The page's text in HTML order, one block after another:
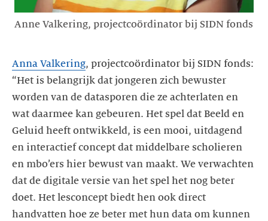
Anne Valkering, projectcoördinator bij SIDN fonds
Anna Valkering, projectcoördinator bij SIDN fonds:
“Het is belangrijk dat jongeren zich bewuster
worden van de datasporen die ze achterlaten en
wat daarmee kan gebeuren. Het spel dat Beeld en
Geluid heeft ontwikkeld, is een mooi, uitdagend
en interactief concept dat middelbare scholieren
en mbo’ers hier bewust van maakt. We verwachten
dat de digitale versie van het spel het nog beter
doet. Het lesconcept biedt hen ook direct
handvatten hoe ze beter met hun data om kunnen